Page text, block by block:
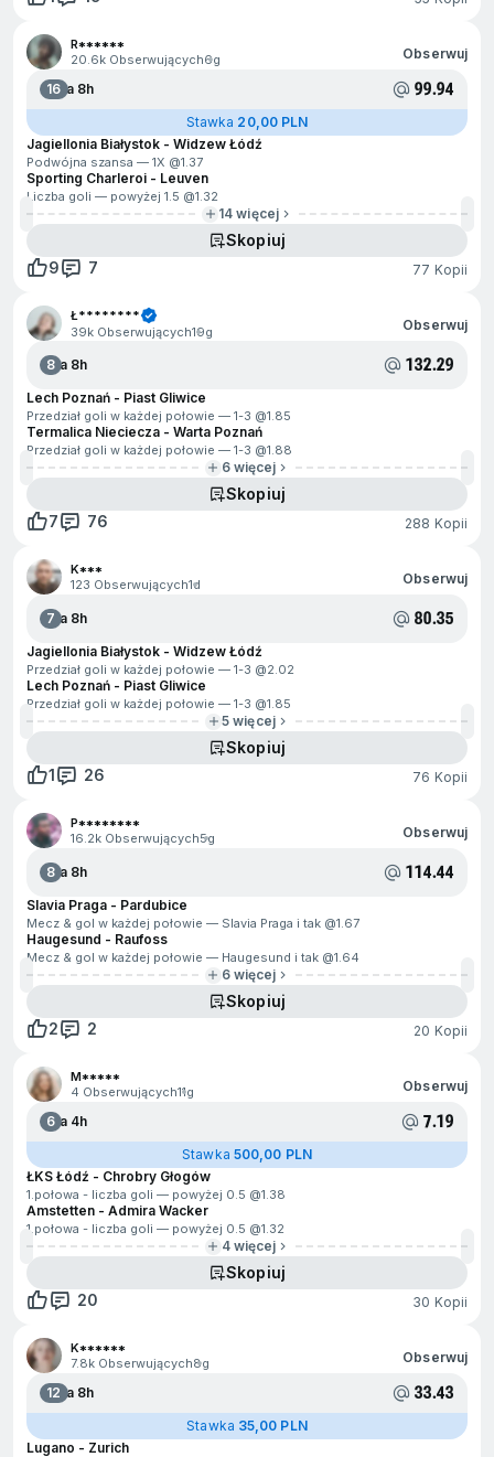
R******
20.6k Obserwujących6g Obserwuj
16Za 8h 99.94
Stawka 20,00 PLN
Jagiellonia Białystok - Widzew Łódź
Podwójna szansa — 1X @1.37
Sporting Charleroi - Leuven
Liczba goli — powyżej 1.5 @1.32
14 więcej
Skopiuj
9
7 77 Kopii
Ł********
39k Obserwujących19g Obserwuj
8Za 8h 132.29
Lech Poznań - Piast Gliwice
Przedział goli w każdej połowie — 1-3 @1.85
Termalica Nieciecza - Warta Poznań
Przedział goli w każdej połowie — 1-3 @1.88
6 więcej
Skopiuj
7
76 288 Kopii
K***
123 Obserwujących1d Obserwuj
7Za 8h 80.35
Jagiellonia Białystok - Widzew Łódź
Przedział goli w każdej połowie — 1-3 @2.02
Lech Poznań - Piast Gliwice
Przedział goli w każdej połowie — 1-3 @1.85
5 więcej
Skopiuj
1
26 76 Kopii
P********
16.2k Obserwujących5g Obserwuj
8Za 8h 114.44
Slavia Praga - Pardubice
Mecz & gol w każdej połowie — Slavia Praga i tak @1.67
Haugesund - Raufoss
Mecz & gol w każdej połowie — Haugesund i tak @1.64
6 więcej
Skopiuj
2
2 20 Kopii
M*****
4 Obserwujących11g Obserwuj
6Za 4h 7.19
Stawka 500,00 PLN
ŁKS Łódź - Chrobry Głogów
1.połowa - liczba goli — powyżej 0.5 @1.38
Amstetten - Admira Wacker
1.połowa - liczba goli — powyżej 0.5 @1.32
4 więcej
Skopiuj
20
30 Kopii
K******
7.8k Obserwujących8g Obserwuj
12Za 8h 33.43
Stawka 35,00 PLN
Lugano - Zurich